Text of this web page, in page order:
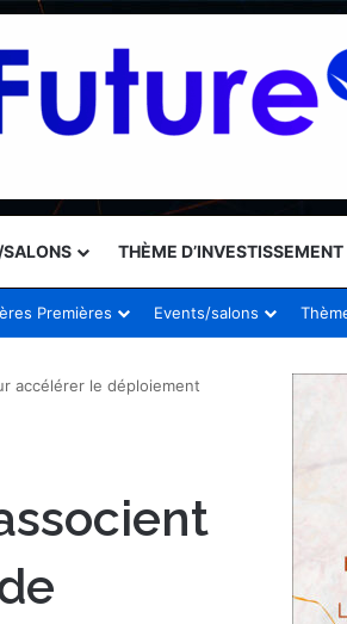
THÈME D’INVESTISSEMENT
Premières Events/salons
accélérer le déploiement